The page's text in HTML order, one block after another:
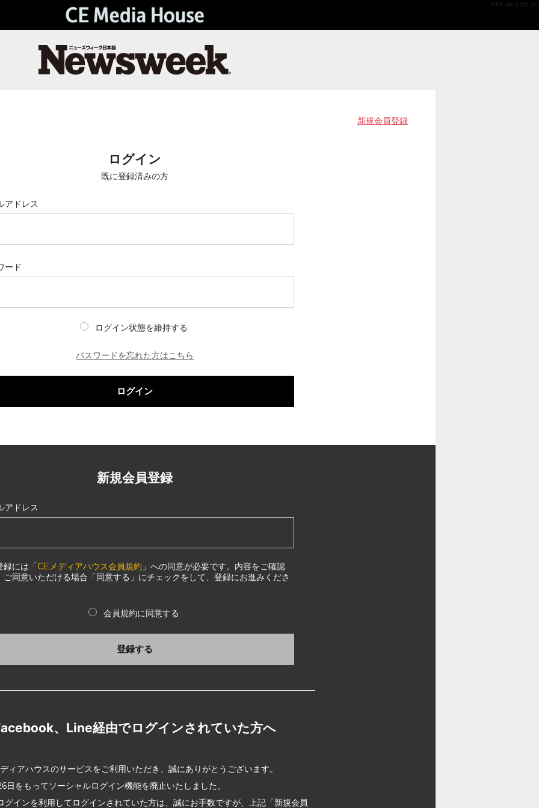
API Version 2.0
新規会員登録
ログイン
既に登録済みの方
アドレス
ード
ログイン状態を維持する
パスワードを忘れた方はこちら
ログイン
新規会員登録
アドレス
録には「CEメディアハウス会員規約 」への同意が必要です。内容をご確認
ご同意いただける場合「同意する」にチェックをして、登録にお進みくださ
会員規約に同意する
登録する
、Line経由でログインされていた方へ
ィアハウスのサービスをご利用いただき、誠にありがとうございます。
日をもってソーシャルログイン機能を廃止いたしました。
グインを利用してログインされていた方は、誠にお手数ですが、上記「新規会員